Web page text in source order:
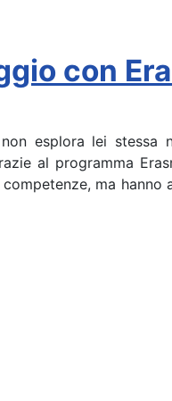
con
esplora lei stessa
al programma
ma hanno